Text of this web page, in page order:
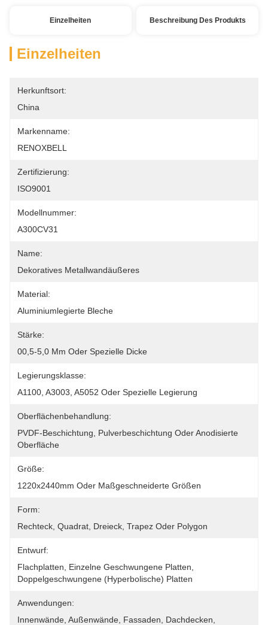
Einzelheiten Beschreibung Des Produkts
Einzelheiten
Herkunftsort:
China
Markenname:
RENOXBELL
Zertifizierung:
ISO9001
Modellnummer:
A300CV31
Name:
Dekoratives Metallwandäußeres
Material:
Aluminiumlegierte Bleche
Stärke:
00,5-5,0 Mm Oder Spezielle Dicke
Legierungsklasse:
A1100, A3003, A5052 Oder Spezielle Legierung
Oberflächenbehandlung:
PVDF-Beschichtung, Pulverbeschichtung Oder Anodisierte
Oberfläche
Größe:
1220x2440mm Oder Maßgeschneiderte Größen
Form:
Rechteck, Quadrat, Dreieck, Trapez Oder Polygon
Entwurf:
Flachplatten, Einzelne Geschwungene Platten,
Doppelgeschwungene (hyperbolische) Platten
Anwendungen:
Innenwände, Außenwände, Fassaden, Dachdecken,